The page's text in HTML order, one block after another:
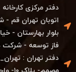
اتوبان تهران قم
فاز توسعه - شرکت
دفتر تهران :